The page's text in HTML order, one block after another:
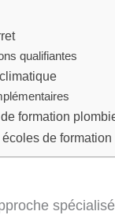
qualifiantes
formation
de